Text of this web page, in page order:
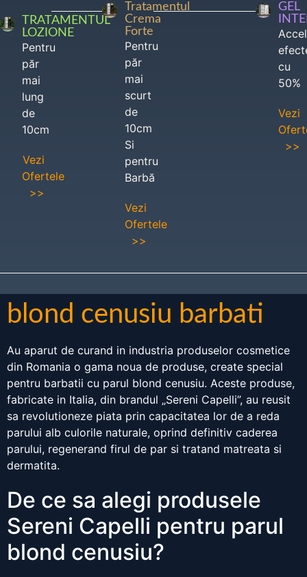
TRATAMENTUL
LOZIONE
Pentru
păr
mai
lung
de
10cm
Vezi
Ofertele
>>
Tratamentul
Crema
Forte
Pentru
păr
mai
scurt
de
10cm
Si
pentru
Barbă
Vezi
Ofertele
>>
GEL
cu
50%
Vezi
>>
blond cenusiu barbati
Au aparut de curand in industria produselor cosmetice
din Romania o gama noua de produse, create special
pentru barbatii cu parul blond cenusiu. Aceste produse,
fabricate in Italia, din brandul „Sereni Capelli”, au reusit
sa revolutioneze piata prin capacitatea lor de a reda
parului alb culorile naturale, oprind definitiv caderea
parului, regenerand firul de par si tratand matreata si
dermatita.
De ce sa alegi produsele
Sereni Capelli pentru parul
blond cenusiu?